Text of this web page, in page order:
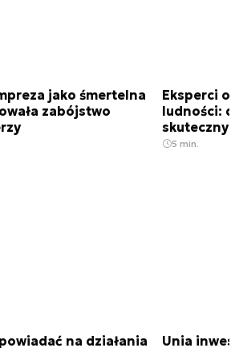
jako śmertelna
zabójstwo
Eksperci
ludności:
skuteczny
5 min.
na działania
Unia